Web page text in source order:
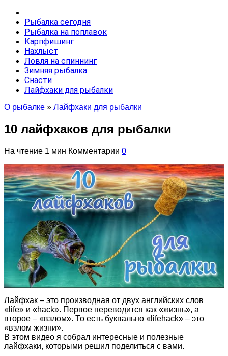
Рыбалка сегодня
Рыбалка на поплавок
Карпфишинг
Нахлыст
Ловля на спиннинг
Зимняя рыбалка
Снасти
Лайфхаки для рыбалки
О рыбалке » Лайфхаки для рыбалки
10 лайфхаков для рыбалки
На чтение 1 мин Комментарии 0
Лайфхак – это производная от двух английских слов
«life» и «hack». Первое переводится как «жизнь», а
второе – «взлом». То есть буквально «lifehack» – это
«взлом жизни».
В этом видео я собрал интересные и полезные
лайфхаки, которыми решил поделиться с вами.